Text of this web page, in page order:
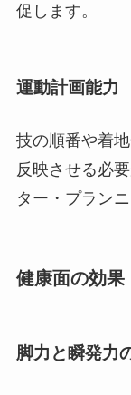
促します。
運動計画能力
技の順番や着
反映させる必
ター・プラン
健康面の効果
脚力と瞬発力